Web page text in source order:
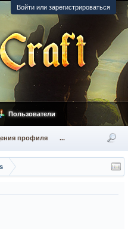
Войти или зарегистрироваться
Пользователи
профиля ...